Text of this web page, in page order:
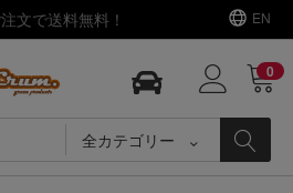
文で送料無料！ EN
全カテゴリー
0